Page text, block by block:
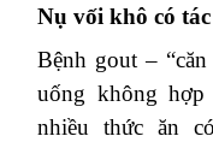
Nụ vối khô có
Bệnh gout –
uống không
nhiều thức ăn